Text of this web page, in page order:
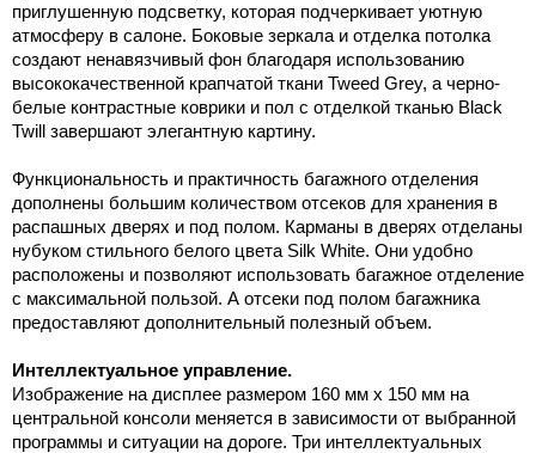
приглушенную подсветку, которая подчеркивает уютную
атмосферу в салоне. Боковые зеркала и отделка потолка
создают ненавязчивый фон благодаря использованию
высококачественной крапчатой ткани Tweed Grey, а черно-
белые контрастные коврики и пол с отделкой тканью Black
Twill завершают элегантную картину.
Функциональность и практичность багажного отделения
дополнены большим количеством отсеков для хранения в
распашных дверях и под полом. Карманы в дверях отделаны
нубуком стильного белого цвета Silk White. Они удобно
расположены и позволяют использовать багажное отделение
с максимальной пользой. А отсеки под полом багажника
предоставляют дополнительный полезный объем.
Интеллектуальное управление.
Изображение на дисплее размером 160 мм x 150 мм на
центральной консоли меняется в зависимости от выбранной
программы и ситуации на дороге. Три интеллектуальных